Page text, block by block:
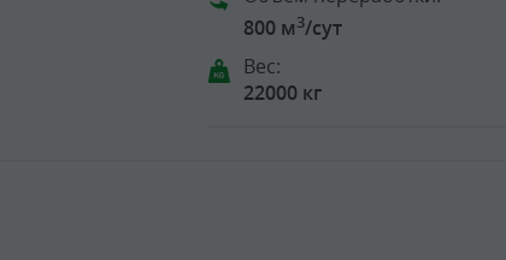
800 м3/сут
Вес:
22000 кг